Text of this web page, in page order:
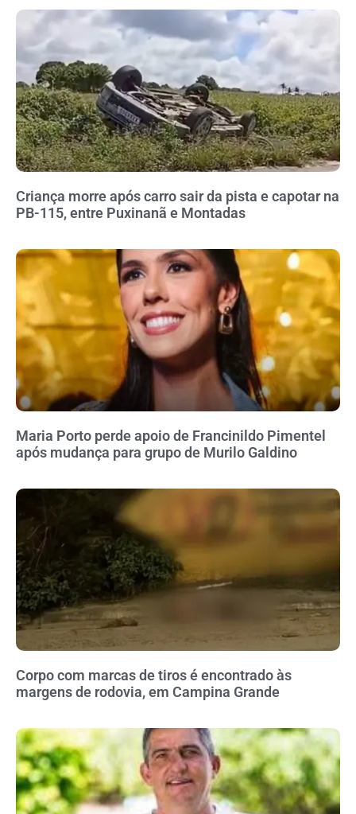
Criança morre após carro sair da pista e capotar na
PB-115, entre Puxinanã e Montadas
Maria Porto perde apoio de Francinildo Pimentel
após mudança para grupo de Murilo Galdino
Corpo com marcas de tiros é encontrado às
margens de rodovia, em Campina Grande